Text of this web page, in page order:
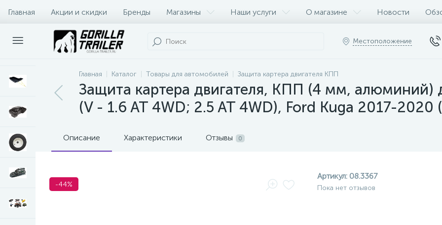
Главная Акции и скидки Бренды Магазины Наши услуги О магазине Новости
Оплата и доставка Контакты
Местоположение
Главная Каталог Товары для автомобилей Защита картера двигателя КПП
Защита картера двигателя, КПП (4 мм, алюминий)
(V - 1.6 AT 4WD; 2.5 AT 4WD), Ford Kuga 2017-2020
Описание Характеристики Отзывы 0
-44%
Артикул: 08.3367
Пока нет отзывов